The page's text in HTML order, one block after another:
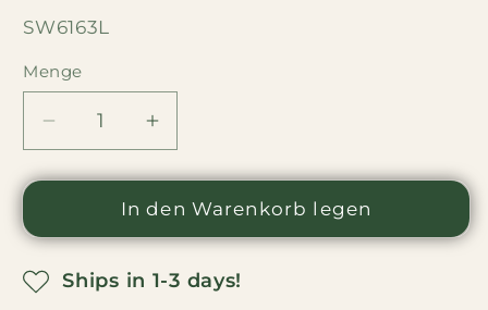
SKU:
SW6163L
Menge
Menge
Menge
für
33
Darth
NUSSKNACKER
Menge
für
33
cm
Darth
NUSSKNACKER
In den Warenkorb legen
Ships in 1-3 days!